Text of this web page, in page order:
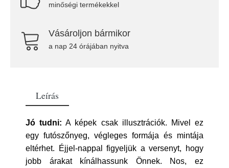
minőségi termékekkel
Vásároljon bármikor
a nap 24 órájában nyitva
Leírás
Jó tudni: A képek csak illusztrációk. Mivel ez
egy futószőnyeg, végleges formája és mintája
eltérhet. Éjjel-nappal figyeljük a versenyt, hogy
jobb árakat kínálhassunk Önnek. Nos, ez